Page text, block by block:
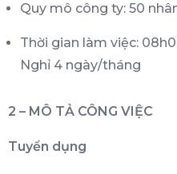
Quy mô công ty: 50
Thời gian làm việc:
Nghỉ 4 ngày/tháng
2 – MÔ TẢ CÔNG VIỆC
Tuyển dụng